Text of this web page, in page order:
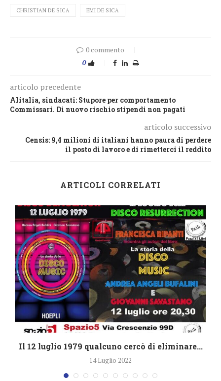
CHRISTIAN DE SICA EMI DE SICA
0 commento
0
articolo precedente
Alitalia, sindacati: Stupore per comportamento
Commissari. Di nuovo rischio stipendi non pagati
articolo successivo
Censis: 9,4 milioni di italiani hanno paura di perdere
il posto di lavoro e di rimetterci il reddito
ARTICOLI CORRELATI
Il 12 luglio 1979 qualcuno cercò di eliminare...
14 Luglio 2022